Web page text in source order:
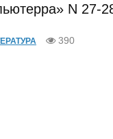
N 27-
390